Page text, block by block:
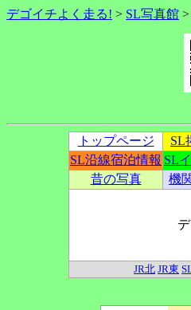
デゴイチよく走る! > SL写真館
トップページ SL
SL沿線宿泊情報 SL
昔の写真
機
JR北 JR東